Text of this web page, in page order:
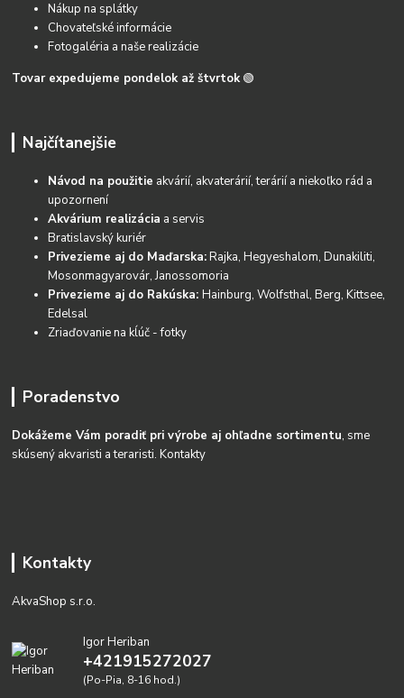
Nákup na splátky
Chovateľské informácie
Fotogaléria a naše realizácie
Tovar expedujeme pondelok až štvrtok 🟢
Najčítanejšie
Návod na použitie akvárií, akvaterárií, terárií a niekoľko rád a
upozornení
Akvárium realizácia a servis
Bratislavský kuriér
Privezieme aj do Maďarska:Rajka, Hegyeshalom, Dunakiliti,
Mosonmagyarovár, Janossomoria
Privezieme aj do Rakúska:Hainburg, Wolfsthal, Berg, Kittsee,
Edelsal
Zriaďovanie na kĺúč - fotky
Poradenstvo
Dokážeme Vám poradiť pri výrobe aj ohľadne sortimentu, sme
skúsený akvaristi a teraristi.Kontakty
Kontakty
AkvaShop s.r.o.
Igor Heriban
+421915272027
(Po-Pia, 8-16 hod.)